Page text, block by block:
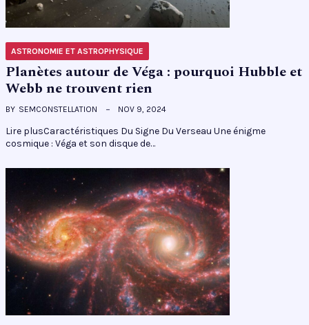
ASTRONOMIE ET ASTROPHYSIQUE
Planètes autour de Véga : pourquoi Hubble et
Webb ne trouvent rien
BY SEMCONSTELLATION NOV 9, 2024
Lire plusCaractéristiques Du Signe Du Verseau Une énigme
cosmique : Véga et son disque de…